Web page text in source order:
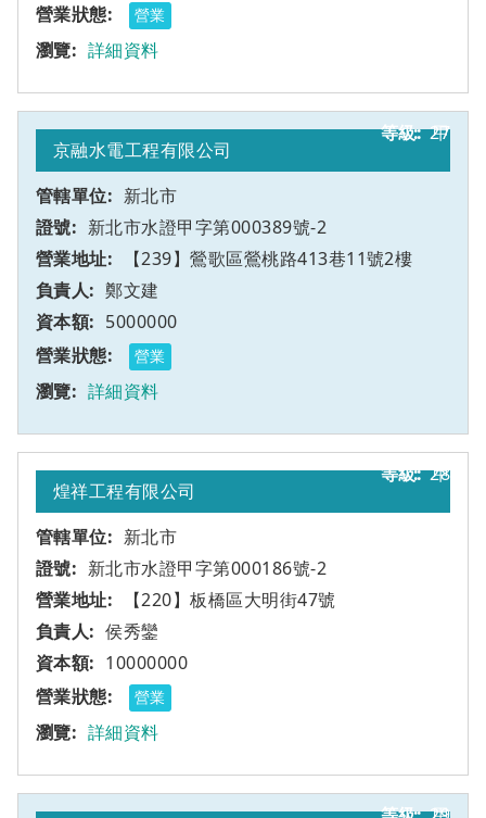
營業
詳細資料
27
京融水電工程有限公司
新北市
新北市水證甲字第000389號-2
【239】鶯歌區鶯桃路413巷11號2樓
甲
鄭文建
5000000
營業
詳細資料
28
煌祥工程有限公司
新北市
新北市水證甲字第000186號-2
【220】板橋區大明街47號
甲
侯秀鑾
10000000
營業
詳細資料